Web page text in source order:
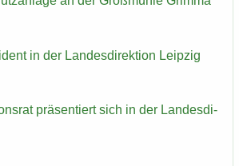
in der Lan­des­di­rek­ti­on Leip­zig
prä­sen­tiert sich in der Lan­des­di­